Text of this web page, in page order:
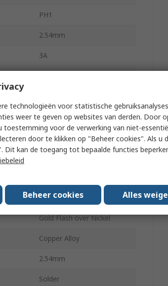
PH1
2.54mm
3A
1
Straight
Unshrouded
Board-to-Board
Gold Flash over Nickel
Copper Alloy
2.54mm
Solder
technologieën voor statistische
weer te geven op websites van derden. Door
toestemming voor de verwerking van niet-
door te klikken op "Beheer cookies". Als u
Dit kan de toegang tot bepaalde functies
Beheer cookies Alles